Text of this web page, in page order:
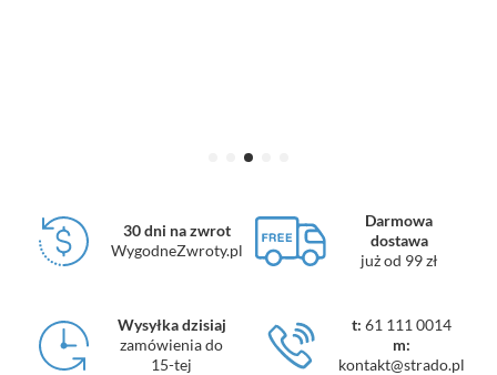
30 dni na zwrot
WygodneZwroty.pl
Darmowa
dostawa
już od 99 zł
Wysyłka dzisiaj
zamówienia do
15-tej
t: 61 111 0014
m:
kontakt@strado.pl